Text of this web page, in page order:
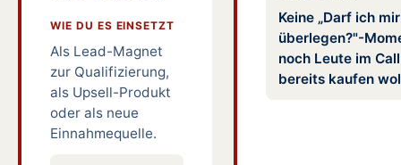
WIE DU ES EINSETZT
Als Lead-Magnet
zur Qualifizierung,
als Upsell-Produkt
oder als neue
Einnahmequelle.
Keine „Darf ich
überlegen?"-
noch Leute im
bereits kaufen